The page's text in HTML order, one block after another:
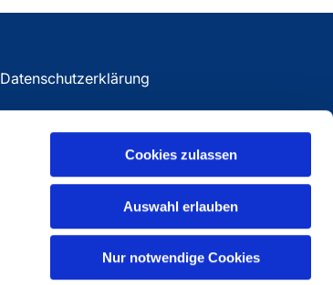
Cookies zulassen
Auswahl erlauben
Nur notwendige Cookies
Datenschutzerklärung
Impressum